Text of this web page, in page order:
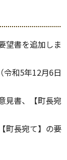
望書を追加しま
和5年12月6日
見書、【町長宛
町長宛て】の要